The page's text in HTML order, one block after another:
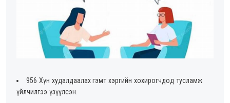
956 Хүн худалдаалах гэмт хэргийн хохирогчдод тусламж
үйлчилгээ үзүүлсэн.